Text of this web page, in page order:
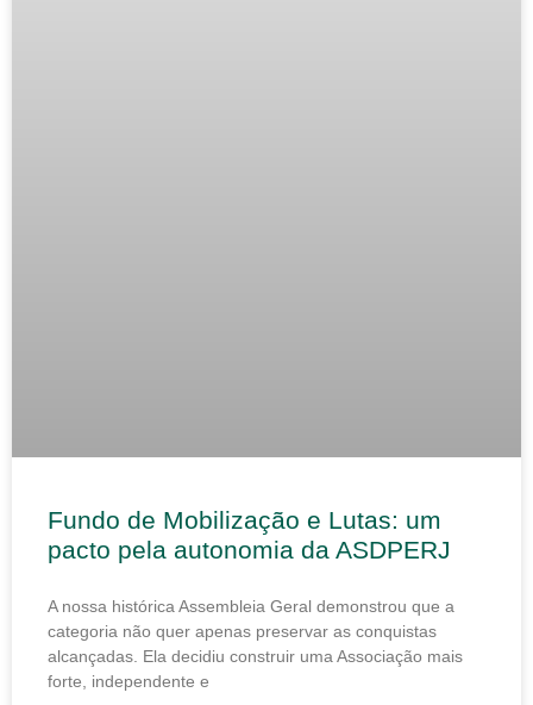
Fundo de Mobilização e Lutas: um
pacto pela autonomia da ASDPERJ
A nossa histórica Assembleia Geral demonstrou que a
categoria não quer apenas preservar as conquistas
alcançadas. Ela decidiu construir uma Associação mais
forte, independente e